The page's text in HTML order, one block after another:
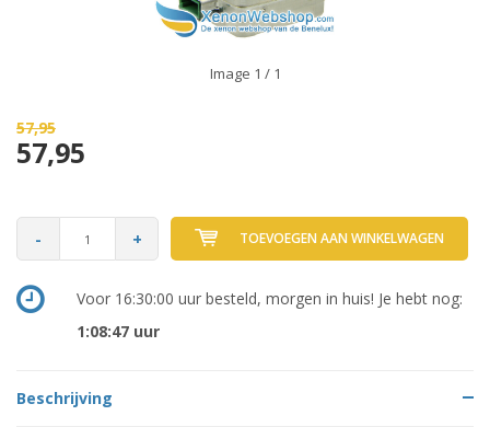
Image 1 / 1
57,95
57,95
- + TOEVOEGEN AAN WINKELWAGEN
Voor 16:30:00 uur besteld, morgen in huis! Je hebt nog:
1:08:46uur
Beschrijving